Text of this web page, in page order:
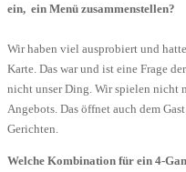
ein, ein Menü zusammenstellen?
Wir haben viel ausprobiert und
Karte. Das war und ist eine Frage
nicht unser Ding. Wir spielen nicht
Angebots. Das öffnet auch dem
Gerichten.
Welche Kombination für ein 4-